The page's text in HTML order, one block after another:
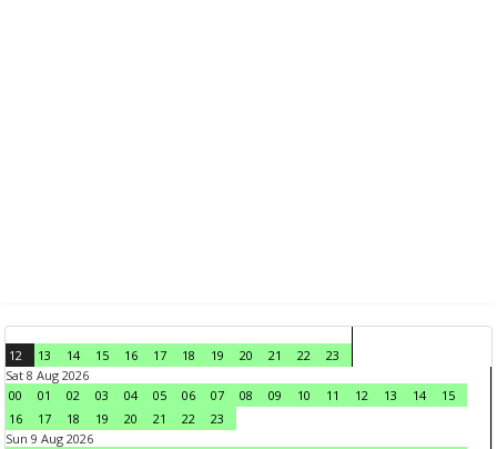
12 13 14 15 16 17 18 19 20 21 22
23
Sat 8 Aug 2026
00
01 02 03 04 05 06 07 08 09 10 11 12 13 14
15
16
17 18 19 20 21 22
23
Sun 9 Aug 2026